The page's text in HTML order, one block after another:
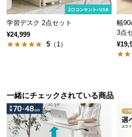
て
お
ト
ガタつき防止のアジャスタ
を微調節し、デスクを水平に保
学習デスク 2点セット
¥24,999
5 （1）
幅
3点
一緒にチェックされている商品